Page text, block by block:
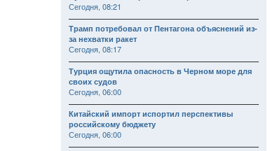
Сегодня, 08:21
Трамп потребовал от Пентагона объяснений из-
за нехватки ракет
Сегодня, 08:17
Турция ощутила опасность в Черном море для
своих судов
Сегодня, 06:00
Китайский импорт испортил перспективы
российскому бюджету
Сегодня, 06:00